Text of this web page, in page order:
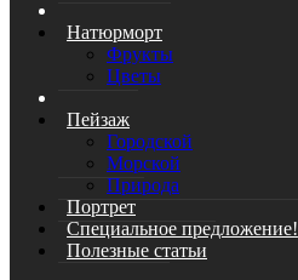
Натюрморт
Фрукты
Цветы
Пейзаж
Городской
Морской
Природа
Портрет
Специальное предложение!
Полезные статьи